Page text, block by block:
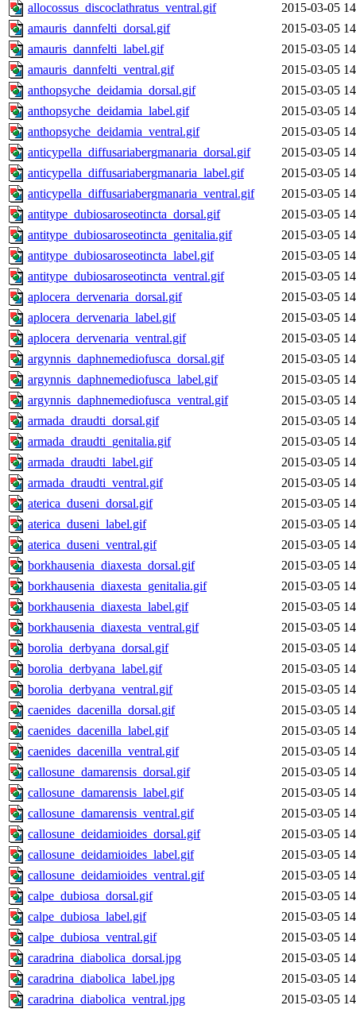
allocossus_discoclathratus_ventral.gif
2015-03-05
amauris_dannfelti_dorsal.gif
2015-03-05
amauris_dannfelti_label.gif
2015-03-05
amauris_dannfelti_ventral.gif
2015-03-05
anthopsyche_deidamia_dorsal.gif
2015-03-05
anthopsyche_deidamia_label.gif
2015-03-05
anthopsyche_deidamia_ventral.gif
2015-03-05
anticypella_diffusariabergmanaria_dorsal.gif
2015-03-05
anticypella_diffusariabergmanaria_label.gif
2015-03-05
anticypella_diffusariabergmanaria_ventral.gif
2015-03-05
antitype_dubiosaroseotincta_dorsal.gif
2015-03-05
antitype_dubiosaroseotincta_genitalia.gif
2015-03-05
antitype_dubiosaroseotincta_label.gif
2015-03-05
antitype_dubiosaroseotincta_ventral.gif
2015-03-05
aplocera_dervenaria_dorsal.gif
2015-03-05
aplocera_dervenaria_label.gif
2015-03-05
aplocera_dervenaria_ventral.gif
2015-03-05
argynnis_daphnemediofusca_dorsal.gif
2015-03-05
argynnis_daphnemediofusca_label.gif
2015-03-05
argynnis_daphnemediofusca_ventral.gif
2015-03-05
armada_draudti_dorsal.gif
2015-03-05
armada_draudti_genitalia.gif
2015-03-05
armada_draudti_label.gif
2015-03-05
armada_draudti_ventral.gif
2015-03-05
aterica_duseni_dorsal.gif
2015-03-05
aterica_duseni_label.gif
2015-03-05
aterica_duseni_ventral.gif
2015-03-05
borkhausenia_diaxesta_dorsal.gif
2015-03-05
borkhausenia_diaxesta_genitalia.gif
2015-03-05
borkhausenia_diaxesta_label.gif
2015-03-05
borkhausenia_diaxesta_ventral.gif
2015-03-05
borolia_derbyana_dorsal.gif
2015-03-05
borolia_derbyana_label.gif
2015-03-05
borolia_derbyana_ventral.gif
2015-03-05
caenides_dacenilla_dorsal.gif
2015-03-05
caenides_dacenilla_label.gif
2015-03-05
caenides_dacenilla_ventral.gif
2015-03-05
callosune_damarensis_dorsal.gif
2015-03-05
callosune_damarensis_label.gif
2015-03-05
callosune_damarensis_ventral.gif
2015-03-05
callosune_deidamioides_dorsal.gif
2015-03-05
callosune_deidamioides_label.gif
2015-03-05
callosune_deidamioides_ventral.gif
2015-03-05
calpe_dubiosa_dorsal.gif
2015-03-05
calpe_dubiosa_label.gif
2015-03-05
calpe_dubiosa_ventral.gif
2015-03-05
caradrina_diabolica_dorsal.jpg
2015-03-05
caradrina_diabolica_label.jpg
2015-03-05
caradrina_diabolica_ventral.jpg
2015-03-05